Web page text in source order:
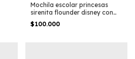
Mochila escolar princesas
sirenita flounder disney con
carro
$100.000